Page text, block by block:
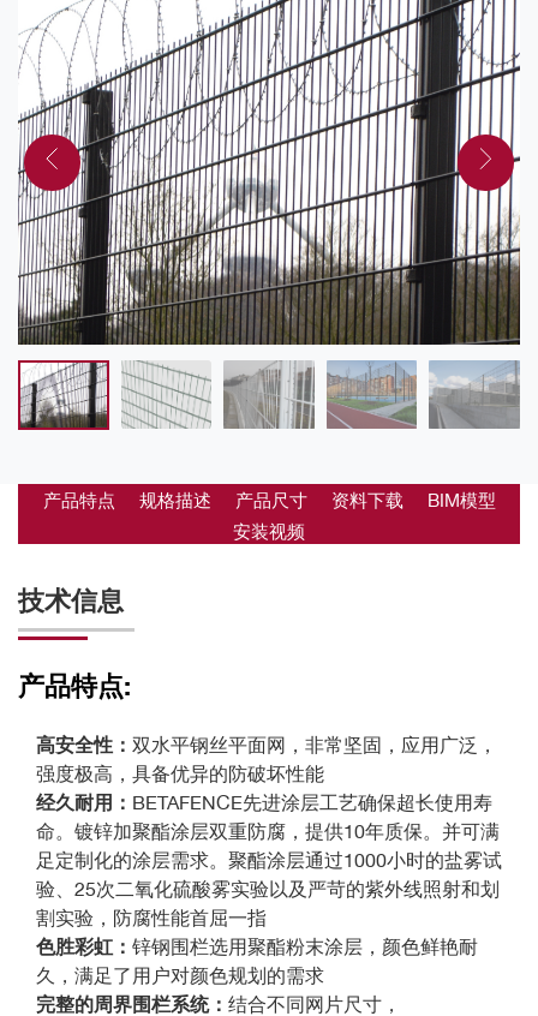
产品特点 规格描述 产品尺寸 资料下载
BIM模型
安装视频
技术信息
产品特点:
高安全性： 双水平钢丝平面网，非常坚固，应用广泛，
强度极高，具备优异的防破坏性能
经久耐用： BETAFENCE先进涂层工艺确保超长使用寿
命。镀锌加聚酯涂层双重防腐，提供10年质保。并可满
足定制化的涂层需求。聚酯涂层通过1000小时的盐雾试
验、25次二氧化硫酸雾实验以及严苛的紫外线照射和划
割实验，防腐性能首屈一指
色胜彩虹： 锌钢围栏选用聚酯粉末涂层，颜色鲜艳耐
久，满足了用户对颜色规划的需求
完整的周界围栏系统： 结合不同网片尺寸，